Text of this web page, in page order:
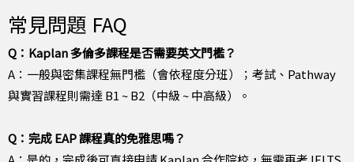
常見問題 FAQ
Q：Kaplan 多倫多課程是否需要英文門檻？
A：一般與密集課程無門檻（會依程度分班）；考試、Pathway
與實習課程則需達 B1 ~ B2（中級 ~ 中高級）。
Q：完成 EAP 課程真的免雅思嗎？